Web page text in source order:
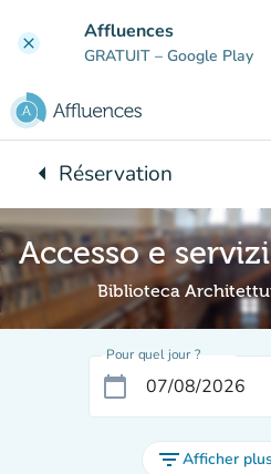
clear Affluences
GRATUIT – Google Play
arrow_leftRetour à :
Réservation
Accesso e
Biblioteca
Pour quel jour ?
calendar_today
filter_listAfficher